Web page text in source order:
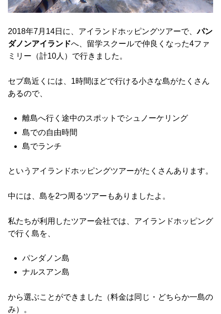
2018年7月14日に、アイランドホッピングツアーで、パン
ダノンアイランドへ、留学スクールで仲良くなった4ファ
ミリー（計10人）で行きました。
セブ島近くには、1時間ほどで行ける小さな島がたくさん
あるので、
離島へ行く途中のスポットでシュノーケリング
島での自由時間
島でランチ
というアイランドホッピングツアーがたくさんあります。
中には、島を2つ周るツアーもありましたよ。
私たちが利用したツアー会社では、アイランドホッピング
で行く島を、
パンダノン島
ナルスアン島
から選ぶことができました（料金は同じ・どちらか一島の
み）。